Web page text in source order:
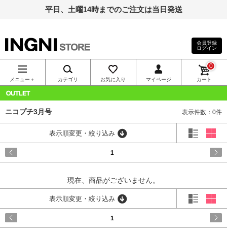
平日、土曜14時までのご注文は当日発送
INGNI（イン
グ）公式通
販｜INGNI
STORE
会員登録
ログイン
メニュー＋ カテゴリ お気に入り マイページ カート
0
ニコプチ3月号 表示件数：0件
表示順変更・絞り込み
1
現在、商品がございません。
表示順変更・絞り込み
1